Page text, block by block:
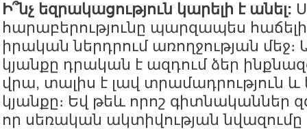
Ի՞նչ եզրակացություն կարելի է անել:
հարաբերությունը պարզապես հաճելի
իրական ներդրում առողջության
կյանքը դրական է ազդում ձեր
վրա, տալիս է լավ տրամադրություն
կյանքը։ Եվ թեև որոշ գիտնականներ
որ սեռական ակտիվության նվազումը